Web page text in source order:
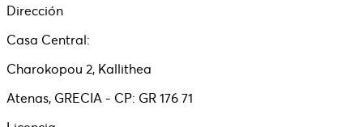
Dirección
Casa Central:
Charokopou 2, Kallithea
Atenas, GRECIA - CP: GR 176 71